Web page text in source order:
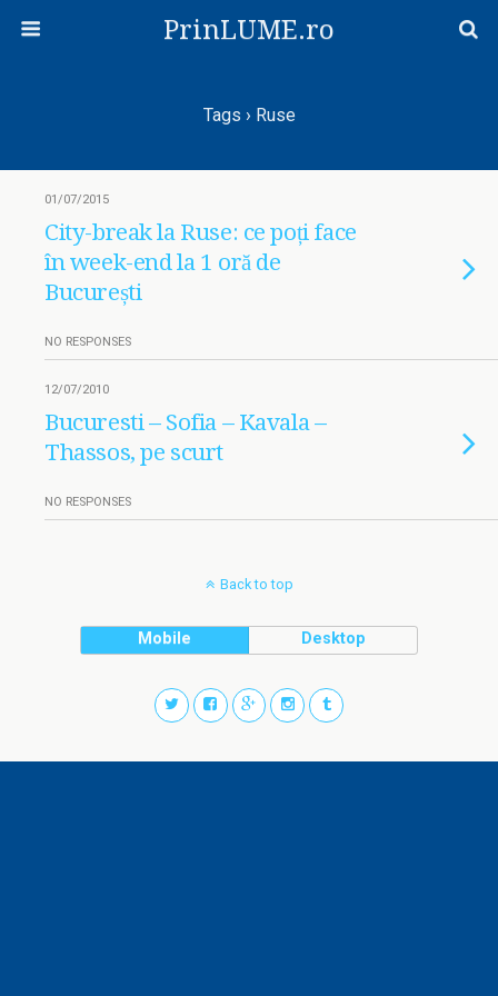
PrinLUME.ro
Tags › Ruse
01/07/2015
City-break la Ruse: ce poți face
în week-end la 1 oră de
București
NO RESPONSES
12/07/2010
Bucuresti – Sofia – Kavala –
Thassos, pe scurt
NO RESPONSES
Back to top
Mobile Desktop